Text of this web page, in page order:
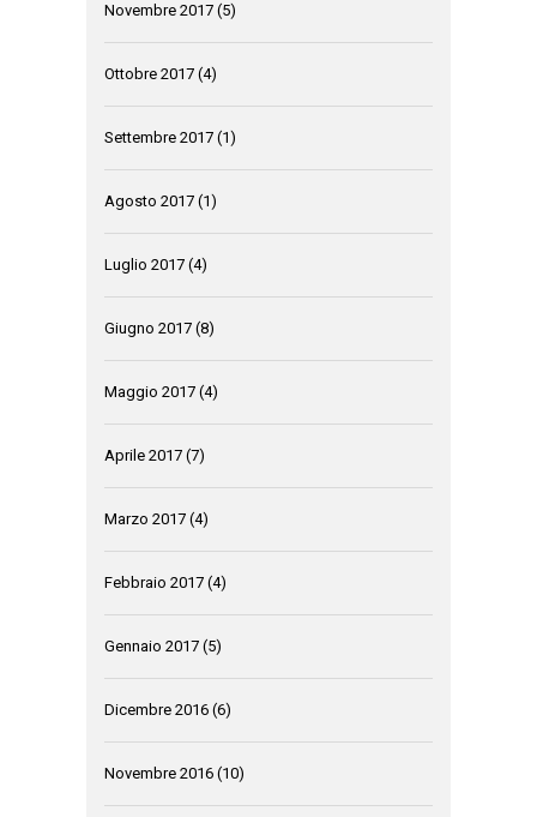
Novembre 2017 (5)
Ottobre 2017 (4)
Settembre 2017 (1)
Agosto 2017 (1)
Luglio 2017 (4)
Giugno 2017 (8)
Maggio 2017 (4)
Aprile 2017 (7)
Marzo 2017 (4)
Febbraio 2017 (4)
Gennaio 2017 (5)
Dicembre 2016 (6)
Novembre 2016 (10)